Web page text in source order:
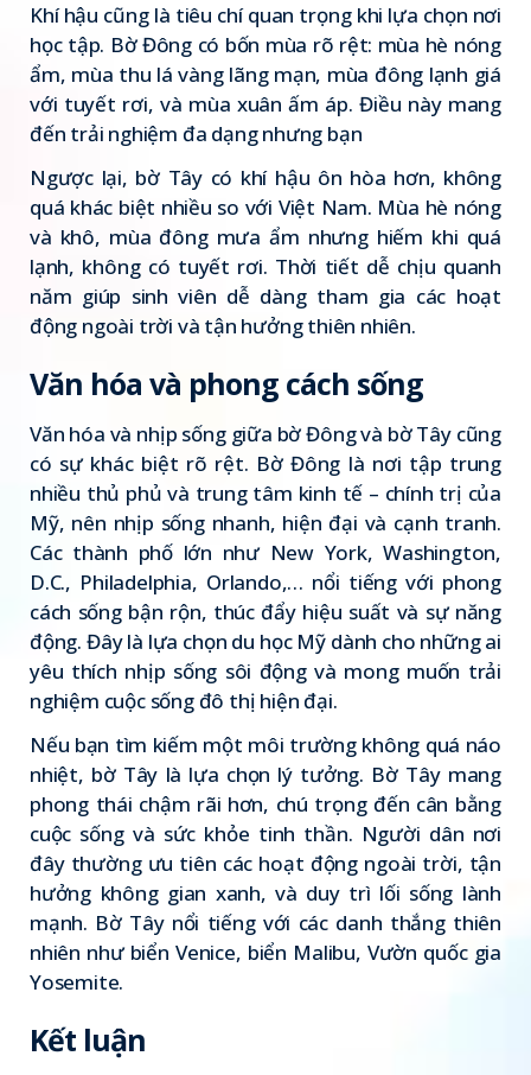
Khí hậu cũng là tiêu chí quan trọng khi lựa chọn nơi
học tập. Bờ Đông có bốn mùa rõ rệt: mùa hè nóng
ẩm, mùa thu lá vàng lãng mạn, mùa đông lạnh giá
với tuyết rơi, và mùa xuân ấm áp. Điều này mang
đến trải nghiệm đa dạng nhưng bạn
Ngược lại, bờ Tây có khí hậu ôn hòa hơn, không
quá khác biệt nhiều so với Việt Nam. Mùa hè nóng
và khô, mùa đông mưa ẩm nhưng hiếm khi quá
lạnh, không có tuyết rơi. Thời tiết dễ chịu quanh
năm giúp sinh viên dễ dàng tham gia các hoạt
động ngoài trời và tận hưởng thiên nhiên.
Văn hóa và phong cách sống
Văn hóa và nhịp sống giữa bờ Đông và bờ Tây cũng
có sự khác biệt rõ rệt. Bờ Đông là nơi tập trung
nhiều thủ phủ và trung tâm kinh tế – chính trị của
Mỹ, nên nhịp sống nhanh, hiện đại và cạnh tranh.
Các thành phố lớn như New York, Washington,
D.C., Philadelphia, Orlando,… nổi tiếng với phong
cách sống bận rộn, thúc đẩy hiệu suất và sự năng
động. Đây là lựa chọn du học Mỹ dành cho những ai
yêu thích nhịp sống sôi động và mong muốn trải
nghiệm cuộc sống đô thị hiện đại.
Nếu bạn tìm kiếm một môi trường không quá náo
nhiệt, bờ Tây là lựa chọn lý tưởng. Bờ Tây mang
phong thái chậm rãi hơn, chú trọng đến cân bằng
cuộc sống và sức khỏe tinh thần. Người dân nơi
đây thường ưu tiên các hoạt động ngoài trời, tận
hưởng không gian xanh, và duy trì lối sống lành
mạnh. Bờ Tây nổi tiếng với các danh thắng thiên
nhiên như biển Venice, biển Malibu, Vườn quốc gia
Yosemite.
Kết luận